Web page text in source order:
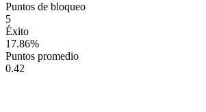
Puntos de bloqueo
5
Éxito
17.86%
Puntos promedio
0.42